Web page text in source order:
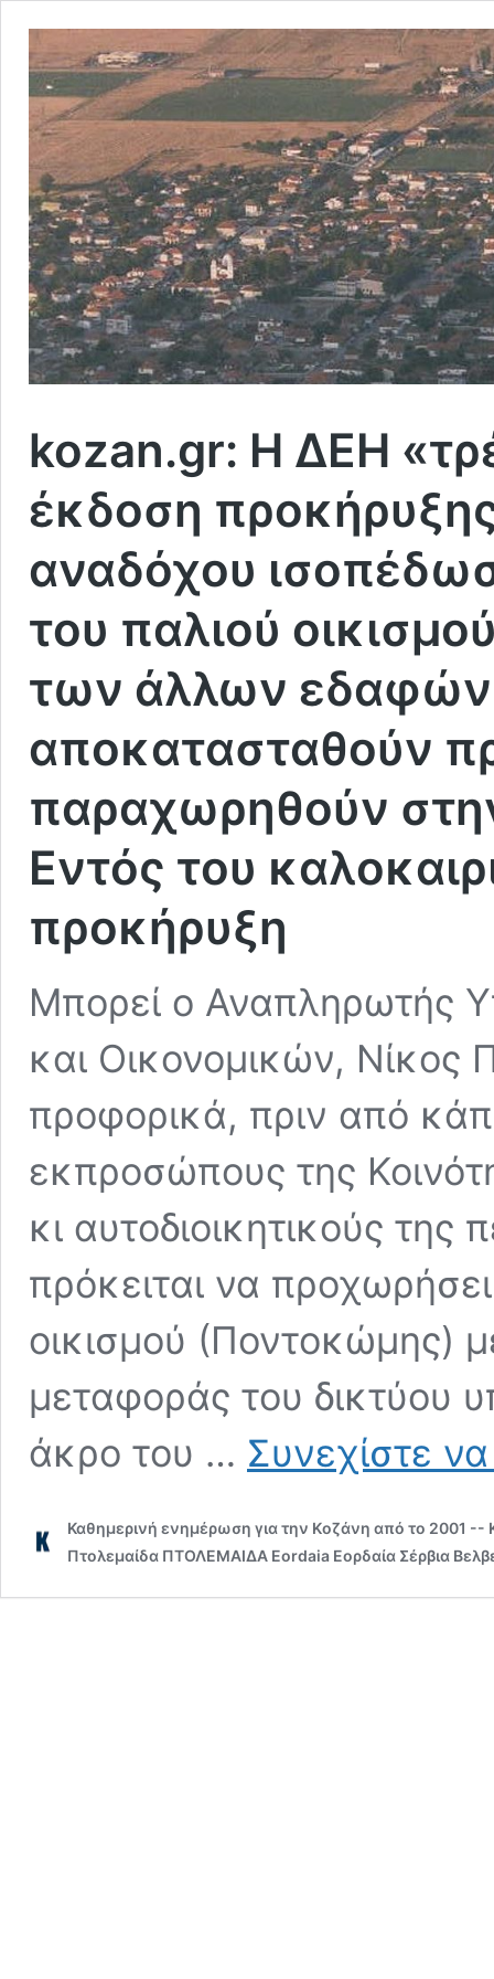
kozan.gr: Η ΔΕΗ
έκδοση
αναδόχου
τoυ παλιού
των άλλων
αποκατασταθούν
παραχωρηθούν
Eντός του
προκήρυξη
Μπορεί ο Αναπληρωτής
και Οικονομικών,
προφορικά, πριν από
εκπροσώπους της
κι αυτοδιοικητικούς
πρόκειται να
οικισμού (Ποντοκώμης)
μεταφοράς του δικτύου
άκρο του … Συνεχίστε
Καθημερινή ενημέρωση για την Kοζάνη από το 2001
Πτολεμαίδα ΠΤΟΛΕΜΑΙΔΑ Eordaia Εορδαία Σέρβια